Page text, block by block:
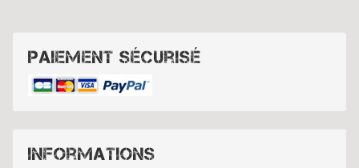
Paiement sécurisé
Informations